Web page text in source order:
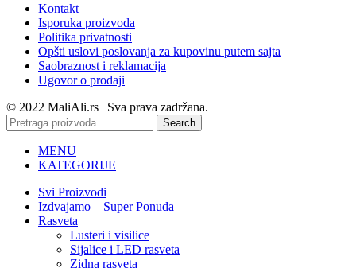
Kontakt
Isporuka proizvoda
Politika privatnosti
Opšti uslovi poslovanja za kupovinu putem sajta
Saobraznost i reklamacija
Ugovor o prodaji
© 2022 MaliAli.rs | Sva prava zadržana.
Search
MENU
KATEGORIJE
Svi Proizvodi
Izdvajamo – Super Ponuda
Rasveta
Lusteri i visilice
Sijalice i LED rasveta
Zidna rasveta